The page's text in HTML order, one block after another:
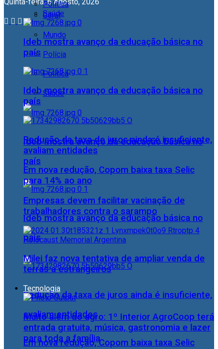
Geral
Mundo
Polícia
Política
Saúde
Ideb mostra avanço da educação básica no
país
Ideb mostra avanço da educação básica no
país
Redução da taxa de juros ainda é insuficiente,
avaliam entidades
Em nova redução, Copom baixa taxa Selic
Política
Saúde
Ideb mostra avanço da educação básica no
país
Ideb mostra avanço da educação básica no
país
Redução da taxa de juros ainda é insuficiente,
avaliam entidades
Em nova redução, Copom baixa taxa Selic
para 14% ao ano
Empresas devem facilitar vacinação de
trabalhadores contra o sarampo
Milei faz nova tentativa de ampliar venda de
terras a estrangeiros
Tecnologia
Muito além do agro: 1º Interior AgroCoop terá
entrada gratuita, música, gastronomia e lazer
para toda a família